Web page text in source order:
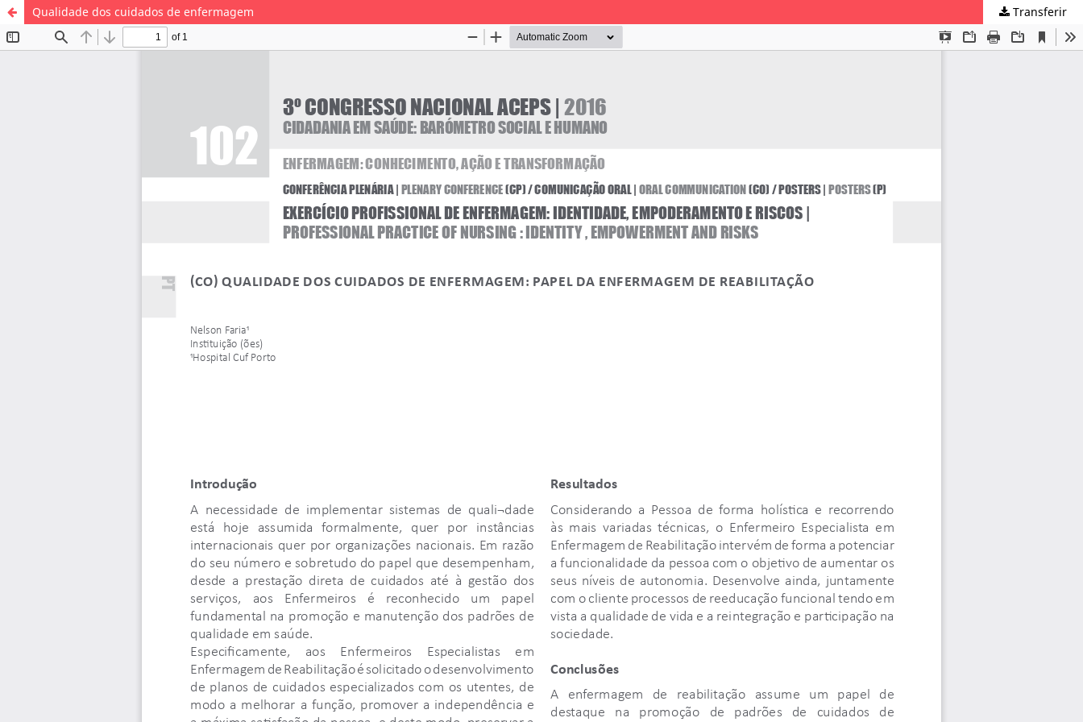
Qualidade dos cuidados de enfermagem Transferir